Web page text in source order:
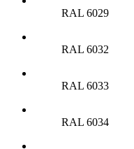
RAL 6029
RAL 6032
RAL 6033
RAL 6034